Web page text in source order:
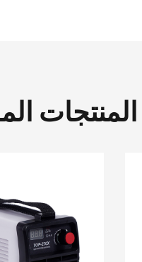
المنتجات